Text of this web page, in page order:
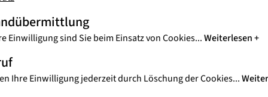
Einwilligung sind Sie beim Einsatz von Cookies...Weiterlesen
Ihre Einwilligung jederzeit durch Löschung der Cookies...